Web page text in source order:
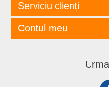
Serviciu clienți
Contul meu